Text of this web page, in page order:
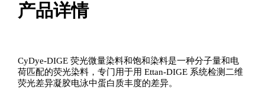
产品详情
CyDye-DIGE 荧光微量染料和饱和染料是一种分子量和电
荷匹配的荧光染料，专门用于用 Ettan-DIGE 系统检测二维
荧光差异凝胶电泳中蛋白质丰度的差异。